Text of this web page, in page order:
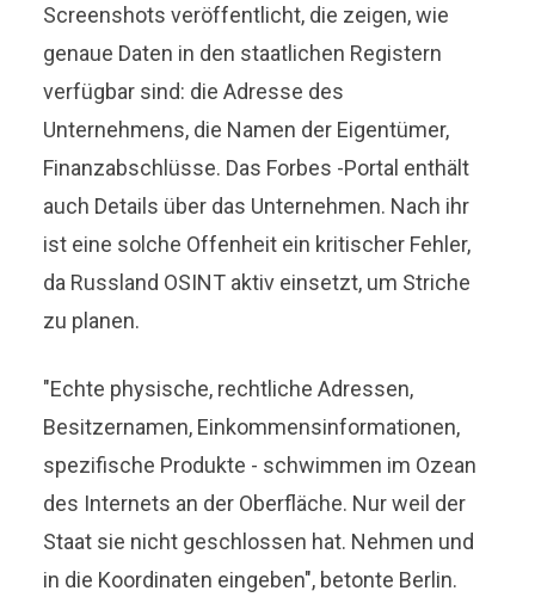
Screenshots veröffentlicht, die zeigen, wie
genaue Daten in den staatlichen Registern
verfügbar sind: die Adresse des
Unternehmens, die Namen der Eigentümer,
Finanzabschlüsse. Das Forbes -Portal enthält
auch Details über das Unternehmen. Nach ihr
ist eine solche Offenheit ein kritischer Fehler,
da Russland OSINT aktiv einsetzt, um Striche
zu planen.
"Echte physische, rechtliche Adressen,
Besitzernamen, Einkommensinformationen,
spezifische Produkte - schwimmen im Ozean
des Internets an der Oberfläche. Nur weil der
Staat sie nicht geschlossen hat. Nehmen und
in die Koordinaten eingeben", betonte Berlin.